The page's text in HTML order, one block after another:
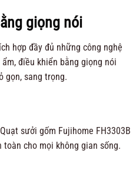
giọng nói
hợp đầy đủ những công nghệ
điều khiển bằng giọng nói
gọn, sang trọng.
sưởi gốm Fujihome FH3303B
cho mọi không gian sống.